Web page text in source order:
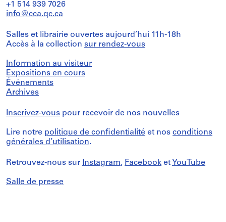
+1 514 939 7026
info@cca.qc.ca
Salles et librairie ouvertes aujourd’hui 11h-18h
Accès à la collection sur rendez-vous
Information au visiteur
Expositions en cours
Événements
Archives
Inscrivez-vous pour recevoir de nos nouvelles
Lire notre politique de confidentialité et nos conditions
générales d’utilisation.
Retrouvez-nous sur Instagram, Facebook et YouTube
Salle de presse